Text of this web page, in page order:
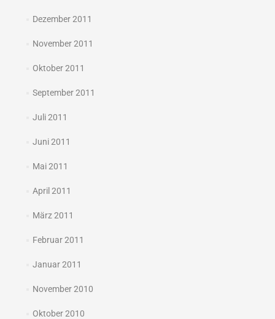
Dezember 2011
November 2011
Oktober 2011
September 2011
Juli 2011
Juni 2011
Mai 2011
April 2011
März 2011
Februar 2011
Januar 2011
November 2010
Oktober 2010